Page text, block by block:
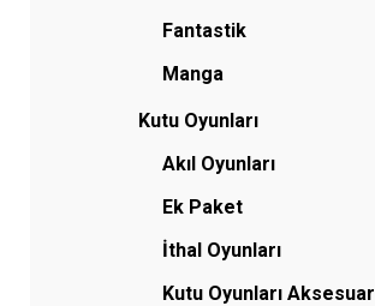
Fantastik
Manga
Kutu Oyunları
Akıl Oyunları
Ek Paket
İthal Oyunları
Kutu Oyunları Aksesuar